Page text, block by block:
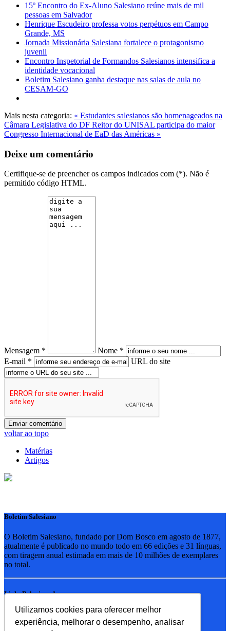
Utilizamos cookies para oferecer melhor
experiência, melhorar o desempenho, analisar
15º Encontro do Ex-Aluno Salesiano reúne mais de mil
pessoas em Salvador
Henrique Escudeiro professa votos perpétuos em Campo
Grande, MS
Jornada Missionária Salesiana fortalece o protagonismo
juvenil
Encontro Inspetorial de Formandos Salesianos intensifica a
identidade vocacional
Boletim Salesiano ganha destaque nas salas de aula no
CESAM-GO
Mais nesta categoria: « Estudantes salesianos são homenageados na
Câmara Legislativa do DF Reitor do UNISAL participa do maior
Congresso Internacional de EaD das Américas »
Deixe um comentário
Certifique-se de preencher os campos indicados com (*). Não é
permitido código HTML.
Mensagem *
Nome *
E-mail *
URL do site
voltar ao topo
Matérias
Artigos
Boletim Salesiano
O Boletim Salesiano, fundado por Dom Bosco em agosto de 1877,
atualmente é publicado no mundo todo em 66 edições e 31 línguas,
com tiragem anual estimada em mais de 10 milhões de exemplares
no total.
Links Relacionados
RSB - Rede Salesiana Brasil
EDEBE - Editora